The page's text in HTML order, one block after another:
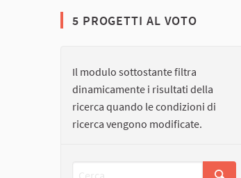
5 PROGETTI AL VOTO
Il modulo sottostante filtra
dinamicamente i risultati della
ricerca quando le condizioni di
ricerca vengono modificate.